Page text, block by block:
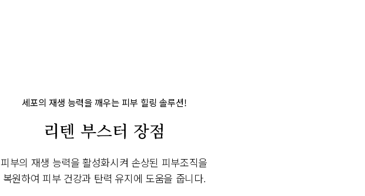
세포의 재생 능력을 깨우는 피부 힐링 솔루션!
리텐 부스터 장점
피부의 재생 능력을 활성화시켜 손상된 피부조직을
복원하여 피부 건강과 탄력 유지에 도움을 줍니다.